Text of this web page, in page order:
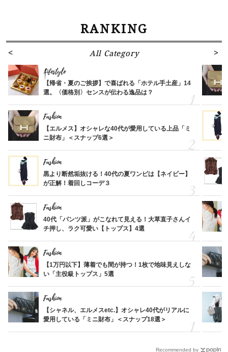
RANKING
All Category
Lifestyle
【帰省・夏のご挨拶】で喜ばれる「ホテル手土産」14
選。〈価格別〉センスが伝わる逸品は？
Fashion
【エルメス】オシャレな40代が愛用している上品「ミ
ニ財布」＜スナップ6選＞
Fashion
黒より断然垢抜ける！40代の夏ワンピは【ネイビー】
が正解！着回しコーデ３
Fashion
40代「パンツ派」がこなれて見える！大草直子さんイ
チ押し、ラク可愛い【トップス】4選
Fashion
【1万円以下】薄着でも間が持つ！1枚で地味見えしな
い「主役級トップス」5選
Fashion
【シャネル、エルメスetc.】オシャレ40代がリアルに
愛用している「ミニ財布」＜スナップ18選＞
Recommended by